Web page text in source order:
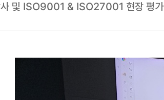
사 및 ISO9001 & ISO27001 현장 평가